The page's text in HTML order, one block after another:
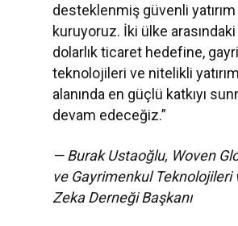
desteklenmiş güvenli
kuruyoruz. İki ülke
dolarlık ticaret hedefine,
teknolojileri ve nitelikli
alanında en güçlü katkıyı
devam edeceğiz.”
— Burak Ustaoğlu, Woven
ve Gayrimenkul Teknolojileri
Zeka Derneği Başkanı